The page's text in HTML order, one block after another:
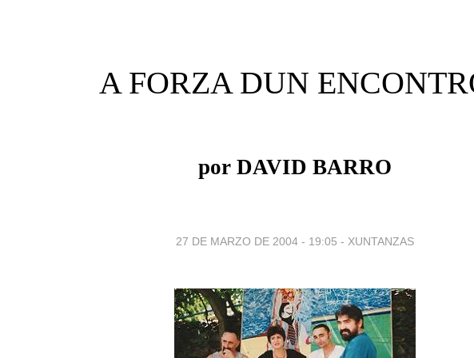
A FORZA DUN
por DAVID BARRO
27 DE MARZO DE 2004 - 19:05 - XUNTANZAS